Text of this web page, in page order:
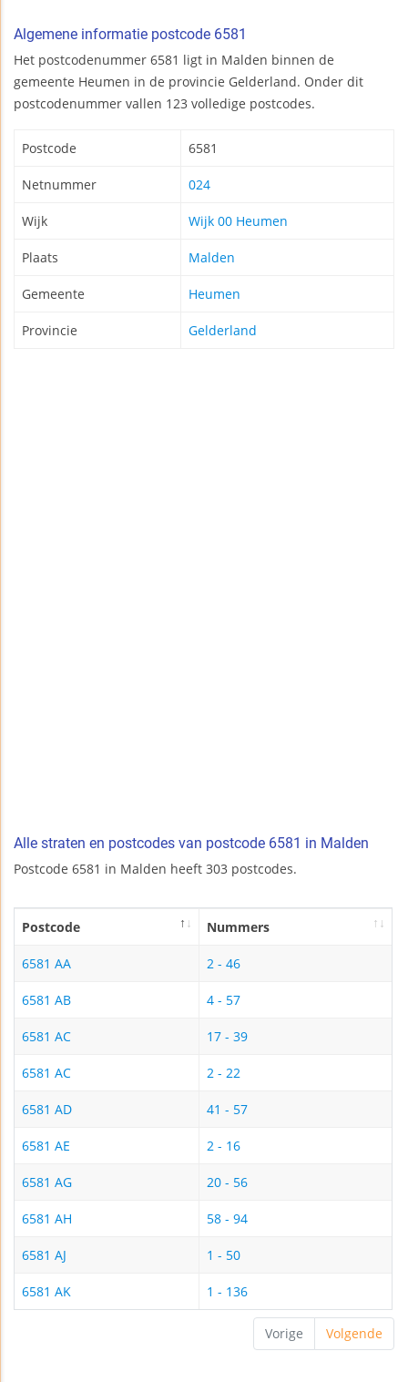
Algemene informatie postcode 6581
Het postcodenummer 6581 ligt in Malden binnen de
gemeente Heumen in de provincie Gelderland. Onder dit
postcodenummer vallen 123 volledige postcodes.
Postcode 6581
Netnummer 024
Wijk Wijk 00 Heumen
Plaats Malden
Gemeente Heumen
Provincie Gelderland
Alle straten en postcodes van postcode 6581 in Malden
Postcode 6581 in Malden heeft 303 postcodes.
Postcode Nummers
6581 AA 2 - 46
6581 AB 4 - 57
6581 AC 17 - 39
6581 AC 2 - 22
6581 AD 41 - 57
6581 AE 2 - 16
6581 AG 20 - 56
6581 AH 58 - 94
6581 AJ 1 - 50
6581 AK 1 - 136
Vorige Volgende